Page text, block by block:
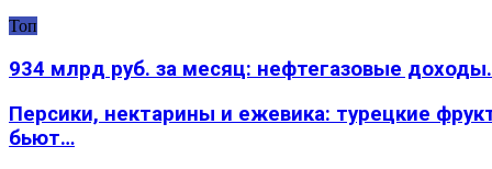
Топ
934 млрд руб. за месяц: нефтегазовые
Персики, нектарины и ежевика: турецкие
бьют…